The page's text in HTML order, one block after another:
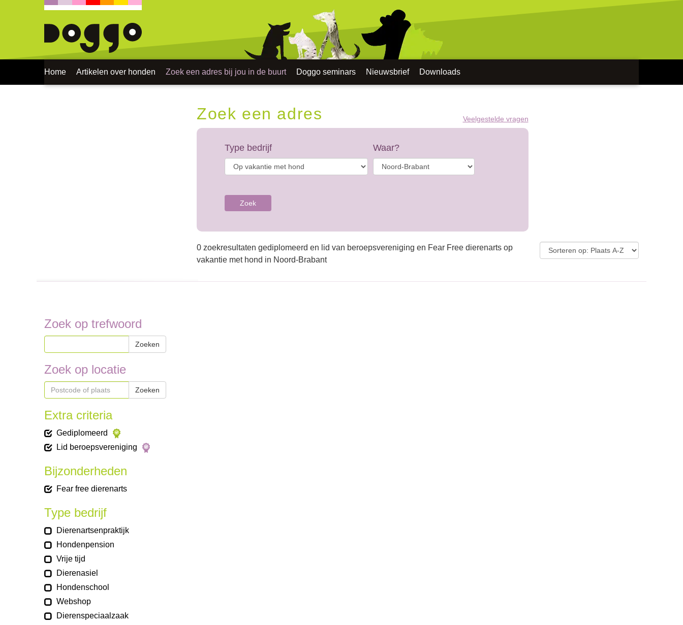
Home Artikelen over honden Zoek een adres bij jou in de buurt Doggo seminars Nieuwsbrief Downloads
Zoek een adres Veelgestelde vragen
Type bedrijf Waar?
Zoek
0 zoekresultaten gediplomeerd en lid van beroepsvereniging en Fear Free dierenarts op
vakantie met hond in Noord-Brabant
Zoek op trefwoord
Zoeken
Zoek op locatie
Zoeken
Extra criteria
Gediplomeerd
Lid beroepsvereniging
Bijzonderheden
Fear free dierenarts
Type bedrijf
Dierenartsenpraktijk
Hondenpension
Vrije tijd
Dierenasiel
Hondenschool
Webshop
Dierenspeciaalzaak